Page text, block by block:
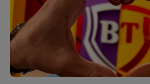
ОГОЛОШЕННЯ
#BTVOICE